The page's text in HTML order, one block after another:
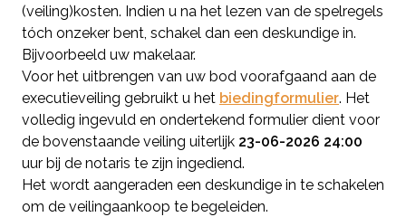
(veiling)kosten. Indien u na het lezen van de spelregels
tóch onzeker bent, schakel dan een deskundige in.
Bijvoorbeeld uw makelaar.
Voor het uitbrengen van uw bod voorafgaand aan de
executieveiling gebruikt u het biedingformulier. Het
volledig ingevuld en ondertekend formulier dient voor
de bovenstaande veiling uiterlijk 23-06-2026 24:00
uur bij de notaris te zijn ingediend.
Het wordt aangeraden een deskundige in te schakelen
om de veilingaankoop te begeleiden.